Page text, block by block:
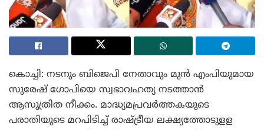
കൊച്ചി: നടനും ബിജെപി നേതാവും മുൻ എംപിയുമായ
സുരേഷ് ഗോപിയെ സ്വഭാവഹത്യ നടത്താൻ
ആസൂത്രിത നീക്കം. മാദ്ധ്യമപ്രവർത്തകയുടെ
പരാതിയുടെ മറപിടിച്ച് രാഷ്ട്രീയ ലക്ഷ്യത്തോടുളള